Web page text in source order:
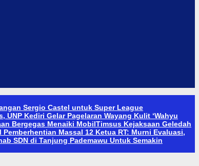
Sergio Castel untuk Super League
UNP Kediri Gelar Pagelaran Wayang Kulit ‘Wahyu
Bergegas Menaiki MobilTimsus Kejaksaan Geledah
Massal 12 Ketua RT: Murni Evaluasi,
SDN di Tanjung Pademawu Untuk Semakin